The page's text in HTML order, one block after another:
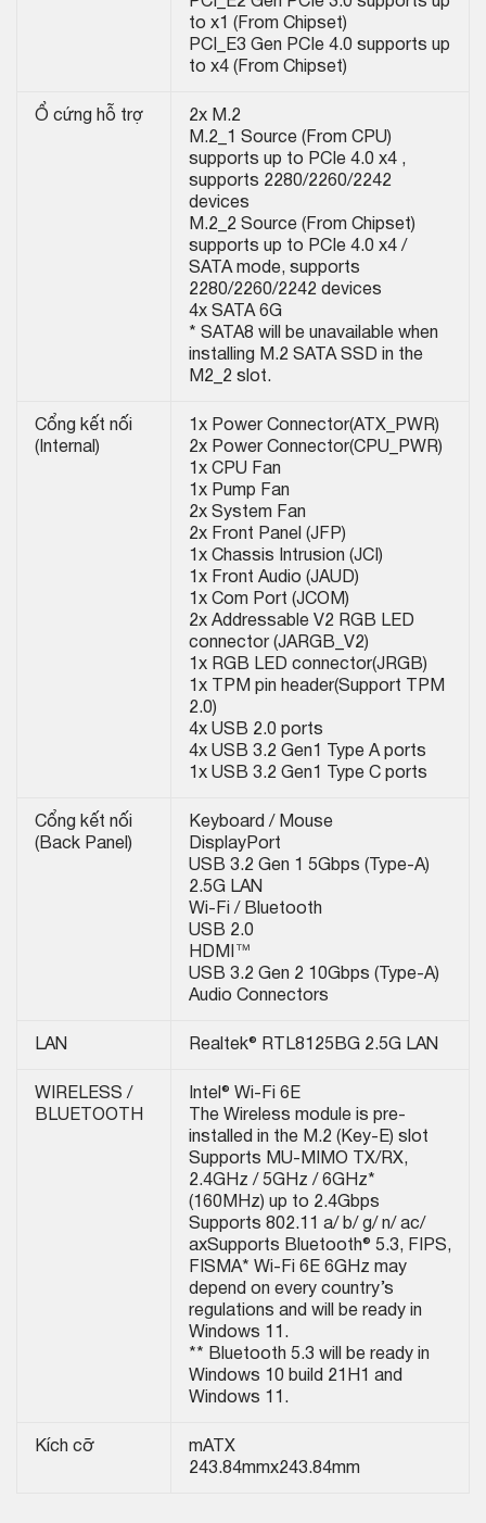
to x1 (From Chipset)
PCI_E3 Gen PCIe 4.0 supports up
to x4 (From Chipset)
Ổ cứng hỗ trợ
2x M.2
M.2_1 Source (From CPU)
supports up to PCIe 4.0 x4 ,
supports 2280/2260/2242
devices
M.2_2 Source (From Chipset)
supports up to PCIe 4.0 x4 /
SATA mode, supports
2280/2260/2242 devices
4x SATA 6G
* SATA8 will be unavailable when
installing M.2 SATA SSD in the
M2_2 slot.
Cổng kết nối
(Internal)
1x Power Connector(ATX_PWR)
2x Power Connector(CPU_PWR)
1x CPU Fan
1x Pump Fan
2x System Fan
2x Front Panel (JFP)
1x Chassis Intrusion (JCI)
1x Front Audio (JAUD)
1x Com Port (JCOM)
2x Addressable V2 RGB LED
connector (JARGB_V2)
1x RGB LED connector(JRGB)
1x TPM pin header(Support TPM
2.0)
4x USB 2.0 ports
4x USB 3.2 Gen1 Type A ports
1x USB 3.2 Gen1 Type C ports
Cổng kết nối
(Back Panel)
Keyboard / Mouse
DisplayPort
USB 3.2 Gen 1 5Gbps (Type-A)
2.5G LAN
Wi-Fi / Bluetooth
USB 2.0
HDMI™
USB 3.2 Gen 2 10Gbps (Type-A)
Audio Connectors
LAN Realtek® RTL8125BG 2.5G LAN
WIRELESS /
BLUETOOTH
Intel® Wi-Fi 6E
The Wireless module is pre-
installed in the M.2 (Key-E) slot
Supports MU-MIMO TX/RX,
2.4GHz / 5GHz / 6GHz*
(160MHz) up to 2.4Gbps
Supports 802.11 a/ b/ g/ n/ ac/
axSupports Bluetooth® 5.3, FIPS,
FISMA* Wi-Fi 6E 6GHz may
depend on every country’s
regulations and will be ready in
Windows 11.
** Bluetooth 5.3 will be ready in
Windows 10 build 21H1 and
Windows 11.
Kích cỡ
mATX
243.84mmx243.84mm